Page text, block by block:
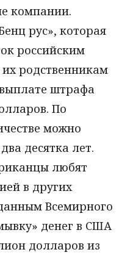
компании.
рус», которая
российским
родственникам
штрафа
По
можно
десятка лет.
любят
в других
Всемирного
денег в США
долларов из